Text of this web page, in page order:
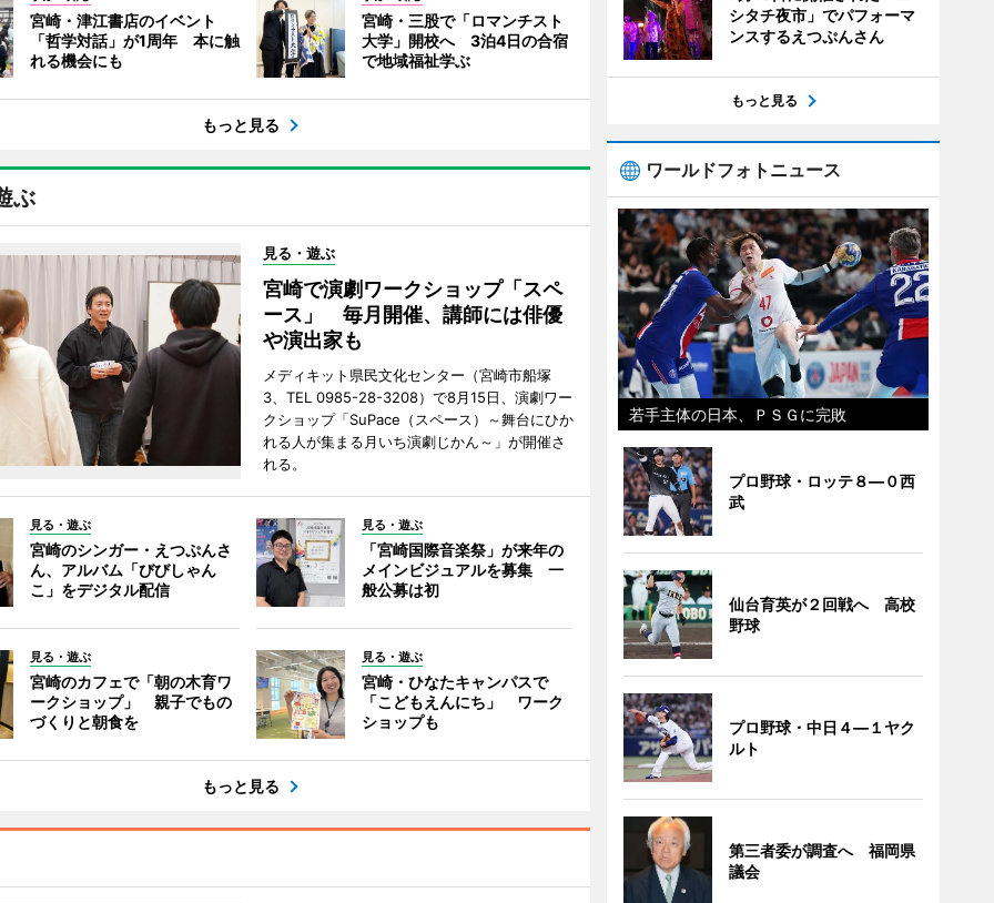
宮崎・津江書店のイベント
「哲学対話」が1周年 本に触
れる機会にも
宮崎・三股で「ロマンチスト
大学」開校へ 3泊4日の合宿
で地域福祉学ぶ
もっと見る
ぶ
見る・遊ぶ
宮崎で演劇ワークショップ「スペ
ース」 毎月開催、講師には俳優
や演出家も
メディキット県民文化センター（宮崎市船塚
3、TEL 0985-28-3208）で8月15日、演劇ワー
クショップ「SuPace（スペース）～舞台にひか
れる人が集まる月いち演劇じかん～」が開催さ
れる。
見る・遊ぶ
宮崎のシンガー・えつぷんさ
ん、アルバム「びびしゃん
こ」をデジタル配信
見る・遊ぶ
「宮崎国際音楽祭」が来年の
メインビジュアルを募集 一
般公募は初
見る・遊ぶ
宮崎のカフェで「朝の木育ワ
ークショップ」 親子でもの
づくりと朝食を
見る・遊ぶ
宮崎・ひなたキャンパスで
「こどもえんにち」 ワーク
ショップも
もっと見る
シタチ夜市」でパフォーマ
ンスするえつぷんさん
もっと見る
ワールドフォトニュース
若手主体の日本、ＰＳＧに完敗
プロ野球・ロッテ８―０西
武
仙台育英が２回戦へ 高校
野球
プロ野球・中日４―１ヤク
ルト
第三者委が調査へ 福岡県
議会